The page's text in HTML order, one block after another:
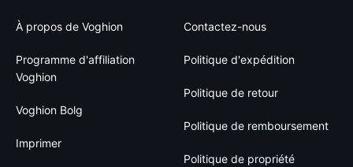
À propos de Voghion
Programme d'affiliation
Voghion
Voghion Bolg
Imprimer
Contactez-nous
Politique d'expédition
Politique de retour
Politique de remboursement
Politique de propriété